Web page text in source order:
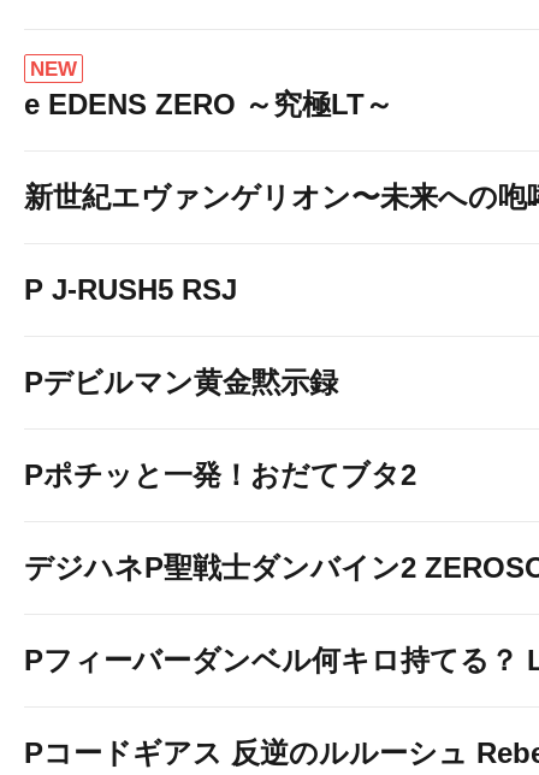
NEW
e EDENS ZERO ～究極LT～
新世紀エヴァンゲリオン〜未来への咆
P J-RUSH5 RSJ
Pデビルマン黄金黙示録
Pポチッと一発！おだてブタ2
デジハネP聖戦士ダンバイン2
Pフィーバーダンベル何キロ持てる？
Pコードギアス 反逆のルルーシュ